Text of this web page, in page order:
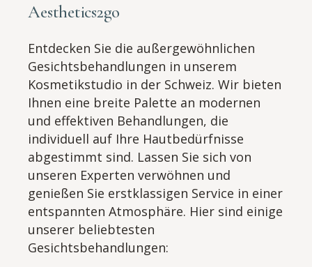
Aesthetics2go
Entdecken Sie die außergewöhnlichen
Gesichtsbehandlungen in unserem
Kosmetikstudio in der Schweiz. Wir bieten
Ihnen eine breite Palette an modernen
und effektiven Behandlungen, die
individuell auf Ihre Hautbedürfnisse
abgestimmt sind. Lassen Sie sich von
unseren Experten verwöhnen und
genießen Sie erstklassigen Service in einer
entspannten Atmosphäre. Hier sind einige
unserer beliebtesten
Gesichtsbehandlungen: